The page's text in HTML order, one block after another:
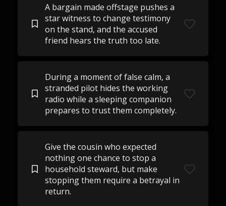
A bargain made offstage pushes a
star witness to change testimony
on the stand, and the accused
friend hears the truth too late.
During a moment of false calm, a
stranded pilot hides the working
radio while a sleeping companion
prepares to trust them completely.
Give the cousin who expected
nothing one chance to stop a
household steward, but make
stopping them require a betrayal in
return.